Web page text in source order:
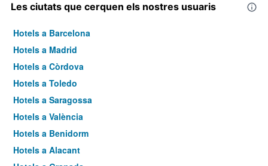
Les ciutats que cerquen els nostres usuaris
Hotels a Barcelona
Hotels a Madrid
Hotels a Còrdova
Hotels a Toledo
Hotels a Saragossa
Hotels a València
Hotels a Benidorm
Hotels a Alacant